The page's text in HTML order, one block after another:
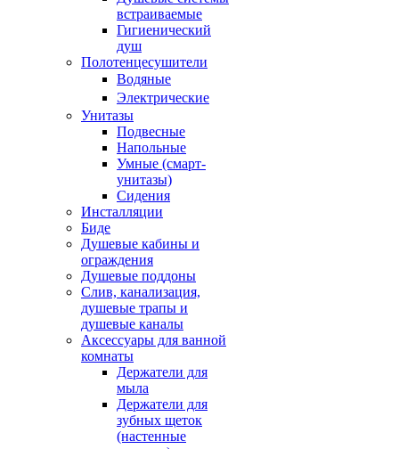
встраиваемые
Гигиенический
душ
Полотенцесушители
ㅤВодяные
ㅤЭлектрические
Унитазы
Подвесные
Напольные
Умные (смарт-
унитазы)
Сидения
Инсталляции
Биде
Душевые кабины и
ограждения
Душевые поддоны
Слив, канализация,
душевые трапы и
душевые каналы
Аксессуары для ванной
комнаты
Держатели для
мыла
Держатели для
зубных щеток
(настенные